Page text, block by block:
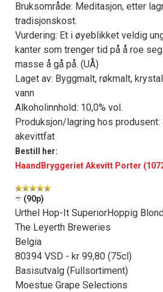
Bruksområde: Meditasjon, etter
tradisjonskost.
Vurdering: Et i øyeblikket veldig
kanter som trenger tid på å roe
masse å gå på. (UÅ)
Laget av: Byggmalt, røkmalt,
vann
Alkoholinnhold: 10,0% vol.
Produksjon/lagring hos produsent:
akevittfat
Bestill her:
HaandBryggeriet Akevitt Porter
÷ (90p)
Urthel Hop-It SuperiorHoppig
The Leyerth Breweries
Belgia
80394 VSD - kr 99,80 (75cl)
Basisutvalg (Fullsortiment)
Moestue Grape Selections